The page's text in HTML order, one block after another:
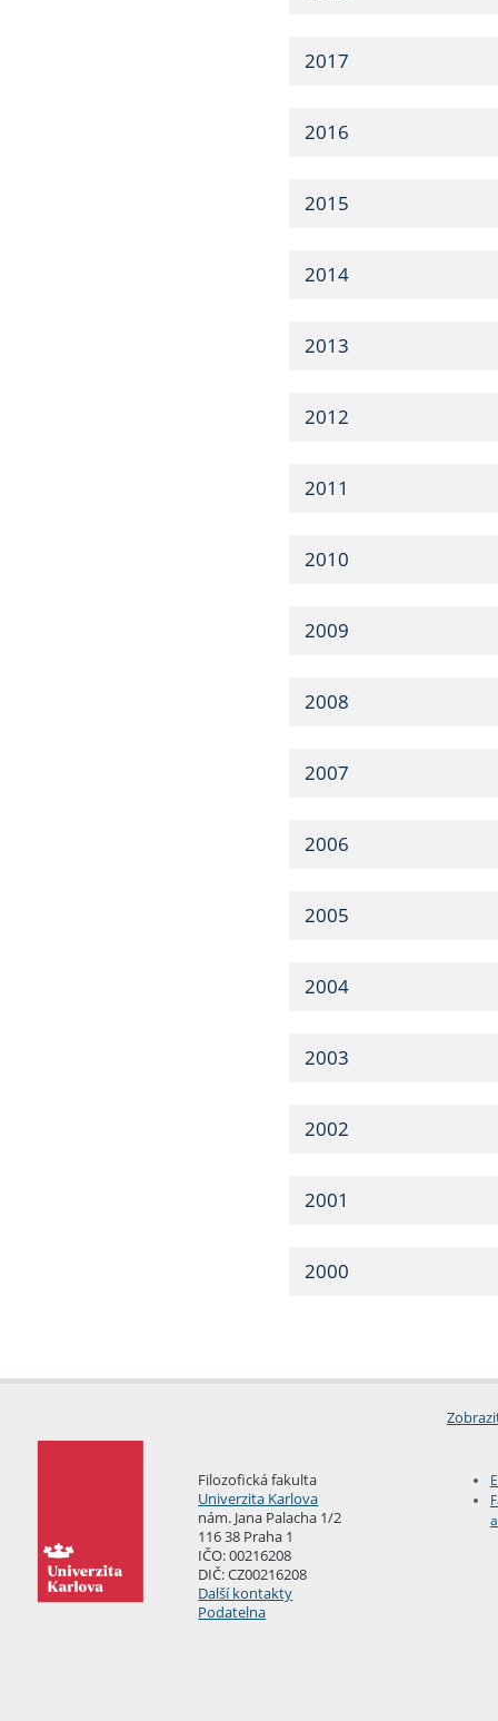
2017
2016
2015
2014
2013
2012
2011
2010
2009
2008
2007
2006
2005
2004
2003
2002
2001
2000
Filozofická fakulta
Univerzita Karlova
nám. Jana Palacha 1/2
116 38 Praha 1
IČO: 00216208
DIČ: CZ00216208
Další kontakty
Podatelna